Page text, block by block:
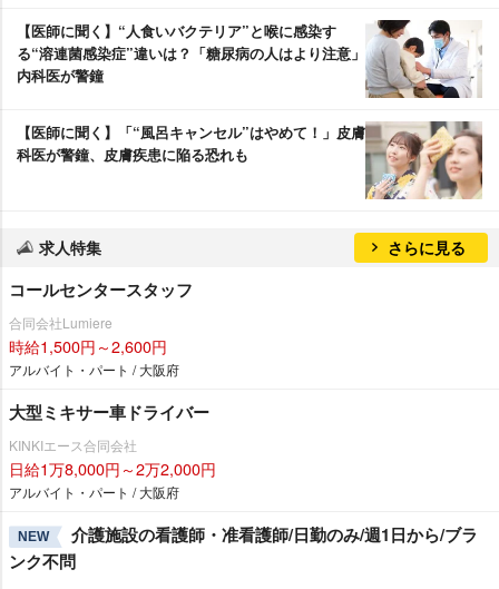
【医師に聞く】“人食いバクテリア”と喉に感染す
る“溶連菌感染症”違いは？「糖尿病の人はより注意」
内科医が警鐘
【医師に聞く】「“風呂キャンセル”はやめて！」皮膚
科医が警鐘、皮膚疾患に陥る恐れも
求人特集 さらに見る
コールセンタースタッフ
合同会社Lumiere
時給1,500円～2,600円
アルバイト・パート / 大阪府
大型ミキサー車ドライバー
KINKIエース合同会社
日給1万8,000円～2万2,000円
アルバイト・パート / 大阪府
NEW
介護施設の看護師・准看護師/日勤のみ/週1日から/ブラ
ンク不問